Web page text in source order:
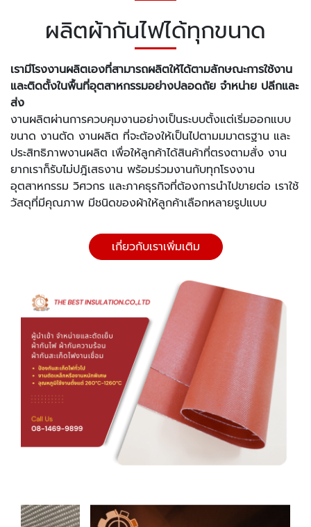
ผลิตผ้ากันไฟได้ทุกขนาด
เรามีโรงงานผลิตเองที่สามารถผลิตให้ได้ตามลักษณะการใช้งาน
และติดตั้งในพื้นที่อุตสาหกรรมอย่างปลอดถัย จำหน่าย ปลีกและ
ส่ง
งานผลิตผ่านการควบคุมงานอย่างเป็นระบบตั้งแต่เริ่มออกแบบ
ขนาด งานตัด งานผลิต ที่จะต้องให้เป็นไปตามมมาตรฐาน และ
ประสิทธิภาพงานผลิต เพื่อให้ลูกค้าได้สินค้าที่ตรงตามสั่ง งาน
ยากเราก็รับไม่ปฎิเสธงาน พร้อมร่วมงานกับทุกโรงงาน
อุตสาหกรรม วิศวกร และภาคธุรกิจที่ต้องการนำไปขายต่อ เราใช้
วัสดุที่มีคุณภาพ มีชนิดของผ้าให้ลูกค้าเลือกหลายรูปแบบ
เกี่ยวกับเราเพิ่มเติม